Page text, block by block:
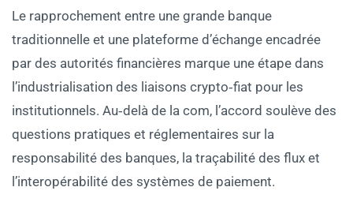
Le rapprochement entre une grande banque
traditionnelle et une plateforme d’échange encadrée
par des autorités financières marque une étape dans
l’industrialisation des liaisons crypto‑fiat pour les
institutionnels. Au‑delà de la com, l’accord soulève des
questions pratiques et réglementaires sur la
responsabilité des banques, la traçabilité des flux et
l’interopérabilité des systèmes de paiement.